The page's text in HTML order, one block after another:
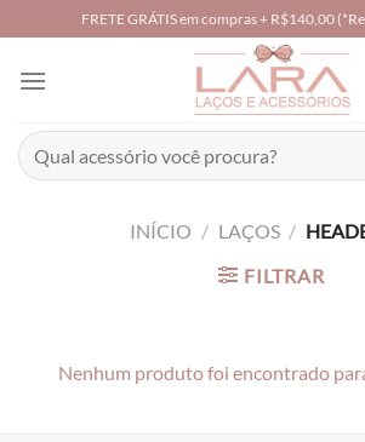
to
content
FRETE GRÁTIS em compras + R$140,00
Pesquisar
por:
INÍCIO / LAÇOS /
FILTRAR
Nenhum produto foi encontrado